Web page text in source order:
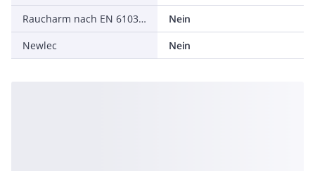
Raucharm nach EN 61034-2
Nein
Newlec
Nein